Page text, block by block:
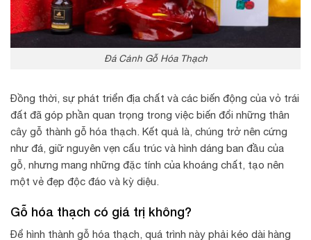
Đá Cảnh Gỗ Hóa Thạch
Đồng thời, sự phát triển địa chất và các biến động của vỏ trái
đất đã góp phần quan trọng trong việc biến đổi những thân
cây gỗ thành gỗ hóa thạch. Kết quả là, chúng trở nên cứng
như đá, giữ nguyên vẹn cấu trúc và hình dáng ban đầu của
gỗ, nhưng mang những đặc tính của khoáng chất, tạo nên
một vẻ đẹp độc đáo và kỳ diệu.
Gỗ hóa thạch có giá trị không?
Để hình thành gỗ hóa thạch, quá trình này phải kéo dài hàng